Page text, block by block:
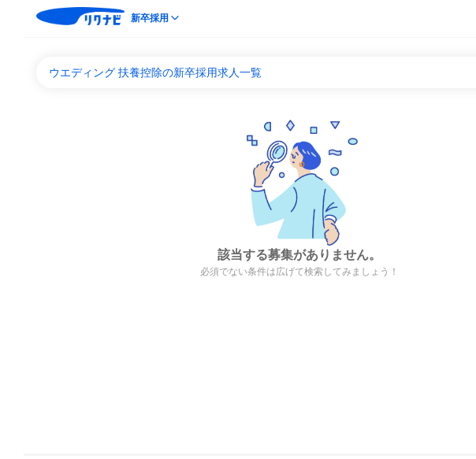
新卒採用
ウエディング 扶養控除の新卒採用求人一覧
該当する募集がありません。
必須でない条件は広げて検索してみましょう！